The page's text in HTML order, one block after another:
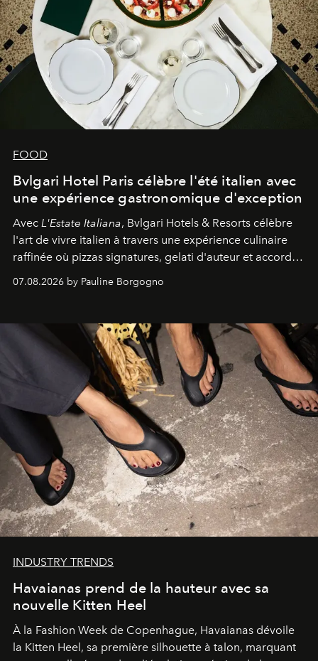
FOOD
Bvlgari Hotel Paris célèbre l'été italien avec
une expérience gastronomique d'exception
Avec L'Estate Italiana, Bvlgari Hotels & Resorts célèbre
l'art de vivre italien à travers une expérience culinaire
raffinée où pizzas signatures, gelati d'auteur et accords
d'exception composent un véritable voyage sensoriel.
07.08.2026 by Pauline Borgogno
INDUSTRY TRENDS
Havaianas prend de la hauteur avec sa
nouvelle Kitten Heel
À la Fashion Week de Copenhague, Havaianas dévoile
la Kitten Heel, sa première silhouette à talon, marquant